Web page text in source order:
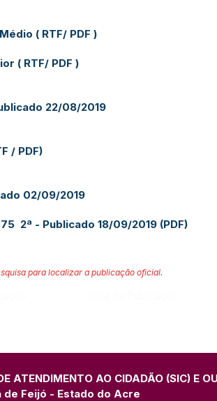
( RTF/ PDF )
( RTF/ PDF )
22/08/2019
/ PDF)
02/09/2019
2ª - Publicado 18/09/2019 (PDF)
para localizar a publicação oficial.
ATENDIMENTO AO CIDADÃO (SIC) E
Feijó - Estado do Acre